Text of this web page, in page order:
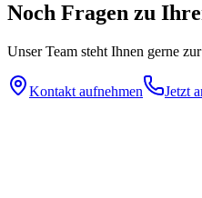
Noch Fragen zu
Unser Team steht Ihnen gerne
Kontakt aufnehmen Jetzt